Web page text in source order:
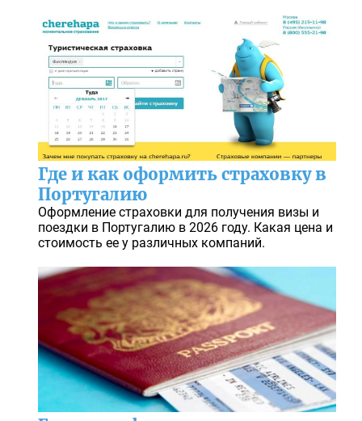
Где и как оформить страховку в
Португалию
Оформление страховки для получения визы и
поездки в Португалию в 2026 году. Какая цена и
стоимость ее у различных компаний.